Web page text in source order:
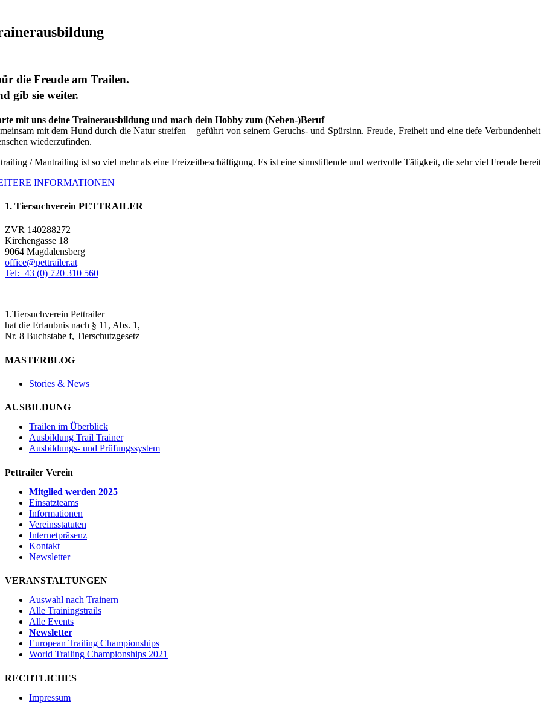
die Freude am Trailen.
gib sie weiter.
mit uns deine Trainerausbildung und mach dein Hobby zum (Neben-)Beruf
mit dem Hund durch die Natur streifen – geführt von seinem Geruchs- und Spürsinn. Freude, Freiheit und eine tiefe
wiederzufinden.
/ Mantrailing ist so viel mehr als eine Freizeitbeschäftigung. Es ist eine sinnstiftende und wertvolle Tätigkeit, die sehr viel Freude
INFORMATIONEN
1. Tiersuchverein PETTRAILER
ZVR 140288272
Kirchengasse 18
9064 Magdalensberg
office@pettrailer.at
Tel:+43 (0) 720 310 560
1.Tiersuchverein Pettrailer
hat die Erlaubnis nach § 11, Abs. 1,
Nr. 8 Buchstabe f, Tierschutzgesetz
MASTERBLOG
Stories & News
AUSBILDUNG
Trailen im Überblick
Ausbildung Trail Trainer
Ausbildungs- und Prüfungssystem
Pettrailer Verein
Mitglied werden 2025
Einsatzteams
Informationen
Vereinsstatuten
Internetpräsenz
Kontakt
Newsletter
VERANSTALTUNGEN
Auswahl nach Trainern
Alle Trainingstrails
Alle Events
Newsletter
European Trailing Championships
World Trailing Championships 2021
RECHTLICHES
Impressum